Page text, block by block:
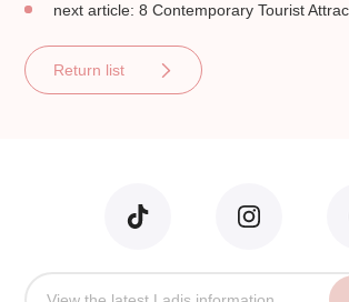
next article:8 Contemporary Tourist Attractions in Jogja
Return list